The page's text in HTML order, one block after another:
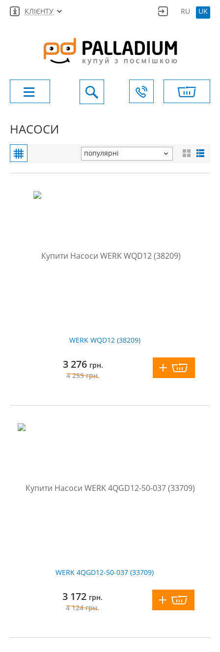
КЛІЄНТУ RU UK
НАСОСИ
популярні
WERK WQD12 (38209)
3 276 грн.
4 259грн.
WERK 4QGD12-50-037 (33709)
3 172 грн.
4 124грн.